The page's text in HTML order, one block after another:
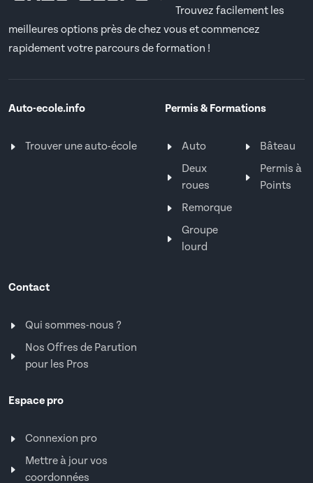
Trouvez facilement les
meilleures options près de chez vous et commencez
rapidement votre parcours de formation !
Auto-ecole.info
Trouver une auto-école
Permis & Formations
Auto
Deux
roues
Remorque
Groupe
lourd
Bâteau
Permis à
Points
Contact
Qui sommes-nous ?
Nos Offres de Parution
pour les Pros
Espace pro
Connexion pro
Mettre à jour vos
coordonnées